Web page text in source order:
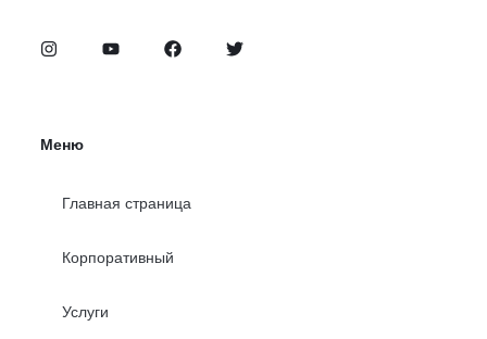
Меню
Главная страница
Корпоративный
Услуги